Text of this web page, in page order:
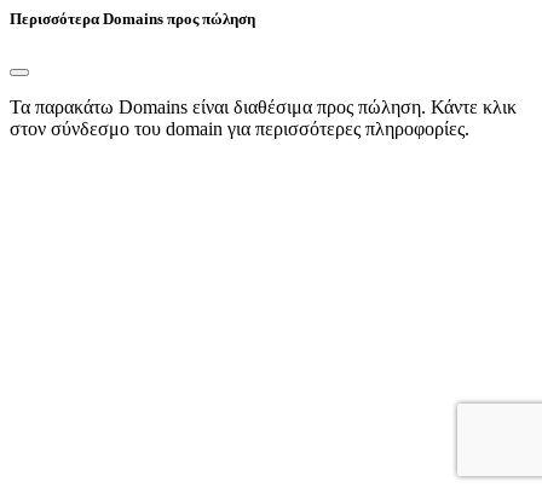
Περισσότερα Domains προς πώληση
Τα παρακάτω Domains είναι διαθέσιμα προς πώληση. Κάντε κλικ
στον σύνδεσμο του domain για περισσότερες πληροφορίες.